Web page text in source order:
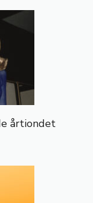
årtiondet